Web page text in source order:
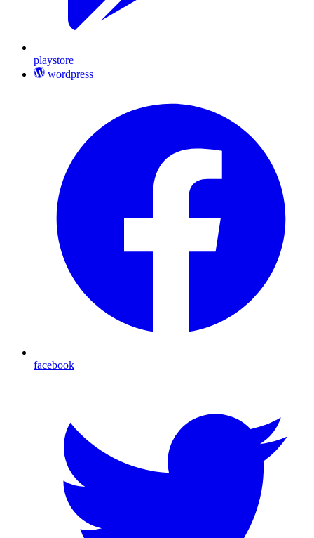
playstore
wordpress
facebook